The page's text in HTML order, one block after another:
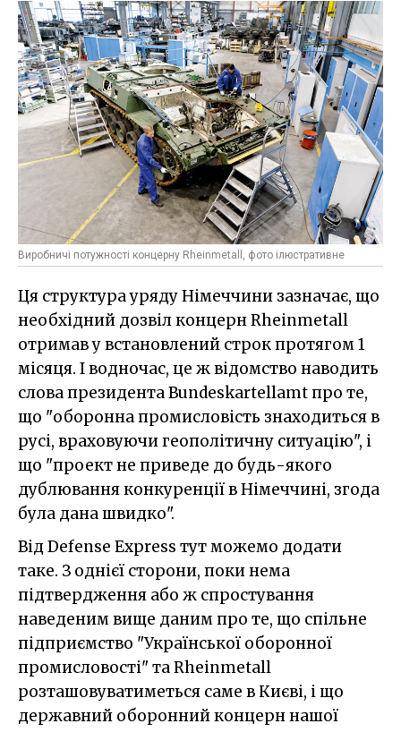
Виробничі потужності концерну Rheinmetall, фото ілюстративне
Ця структура уряду Німеччини зазначає, що
необхідний дозвіл концерн Rheinmetall
отримав у встановлений строк протягом 1
місяця. І водночас, це ж відомство наводить
слова президента Bundeskartellamt про те,
що "оборонна промисловість знаходиться в
русі, враховуючи геополітичну ситуацію", і
що "проект не приведе до будь-якого
дублювання конкуренції в Німеччині, згода
була дана швидко".
Від Defense Express тут можемо додати
таке. З однієї сторони, поки нема
підтвердження або ж спростування
наведеним вище даним про те, що спільне
підприємство "Української оборонної
промисловості" та Rheinmetall
розташовуватиметься саме в Києві, і що
державний оборонний концерн нашої